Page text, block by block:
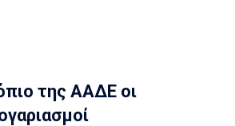
της ΑΑΔΕ οι